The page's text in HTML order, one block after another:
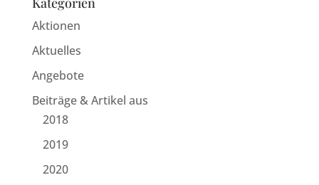
Aktionen
Aktuelles
Angebote
Beiträge & Artikel aus
2018
2019
2020